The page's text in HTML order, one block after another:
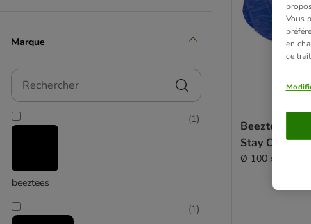
Extérieur et imperméable
Vetbed®
Matériaux naturels
Plastique
Canapé et fauteuil
Couverture réversible
Marque
Rechercher
beeztees
(1)
(1)
Beeztees
Stay Cool,
Ø 100 x H 5 cm
Vous
en
ce